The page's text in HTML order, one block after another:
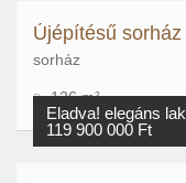
Újépítésű
sorház
126 m²
Eladva! elegáns
119 900 000 Ft